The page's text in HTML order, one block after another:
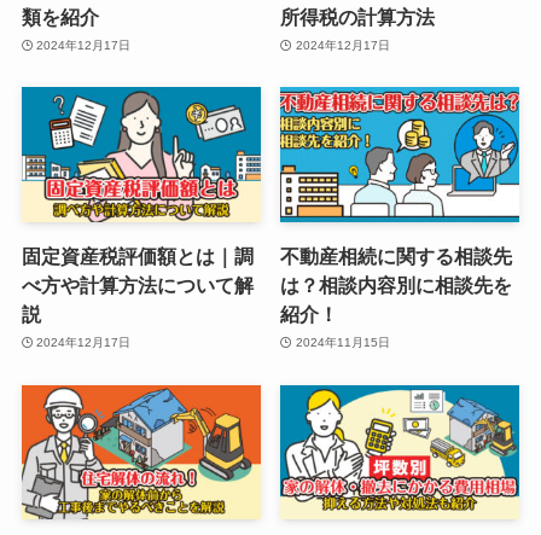
類を紹介
2024年12月17日
所得税の計算方法
2024年12月17日
固定資産税評価額とは｜調
べ方や計算方法について解
説
2024年12月17日
不動産相続に関する相談先
は？相談内容別に相談先を
紹介！
2024年11月15日